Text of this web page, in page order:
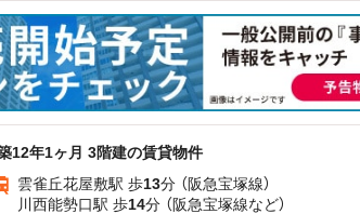
12年1ヶ月 3階建の賃貸物件
雲雀丘花屋敷駅 歩13分 （阪急宝塚線）
川西能勢口駅 歩14分 （阪急宝塚線など）